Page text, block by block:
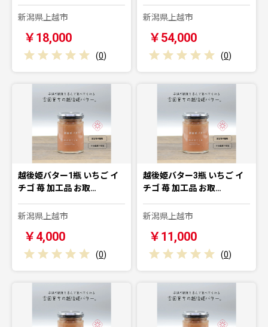
新潟県上越市
￥18,000
(0)
新潟県上越市
￥54,000
(0)
越後姫バター1瓶 いちご イ
チゴ 苺 加工品 お取…
新潟県上越市
￥4,000
(0)
越後姫バター3瓶 いちご イ
チゴ 苺 加工品 お取…
新潟県上越市
￥11,000
(0)